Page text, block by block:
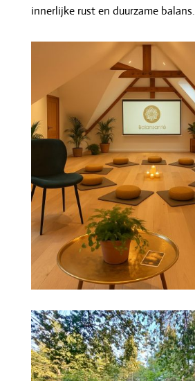
innerlijke rust en duurzame balans.